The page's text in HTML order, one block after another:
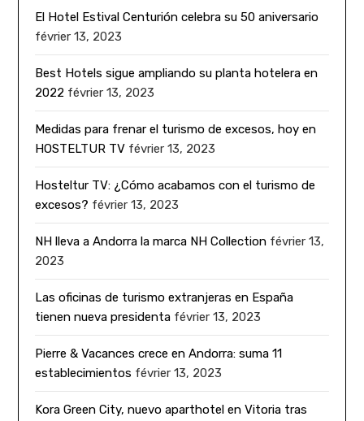
El Hotel Estival Centurión celebra su 50 aniversario
février 13, 2023
Best Hotels sigue ampliando su planta hotelera en
2022 février 13, 2023
Medidas para frenar el turismo de excesos, hoy en
HOSTELTUR TV février 13, 2023
Hosteltur TV: ¿Cómo acabamos con el turismo de
excesos? février 13, 2023
NH lleva a Andorra la marca NH Collection février 13,
2023
Las oficinas de turismo extranjeras en España
tienen nueva presidenta février 13, 2023
Pierre & Vacances crece en Andorra: suma 11
establecimientos février 13, 2023
Kora Green City, nuevo aparthotel en Vitoria tras